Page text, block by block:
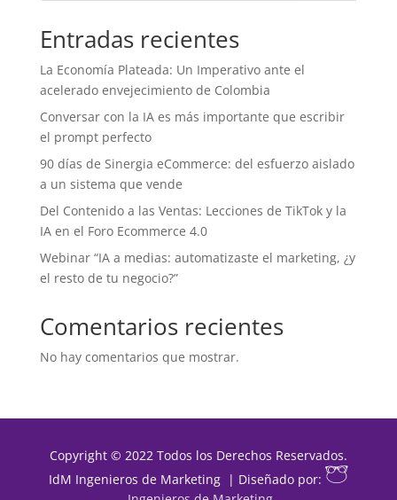
Entradas recientes
La Economía Plateada: Un Imperativo ante el
acelerado envejecimiento de Colombia
Conversar con la IA es más importante que escribir
el prompt perfecto
90 días de Sinergia eCommerce: del esfuerzo aislado
a un sistema que vende
Del Contenido a las Ventas: Lecciones de TikTok y la
IA en el Foro Ecommerce 4.0
Webinar “IA a medias: automatizaste el marketing, ¿y
el resto de tu negocio?”
Comentarios recientes
No hay comentarios que mostrar.
Copyright © 2022 Todos los Derechos Reservados.
IdM Ingenieros de Marketing | Diseñado por: